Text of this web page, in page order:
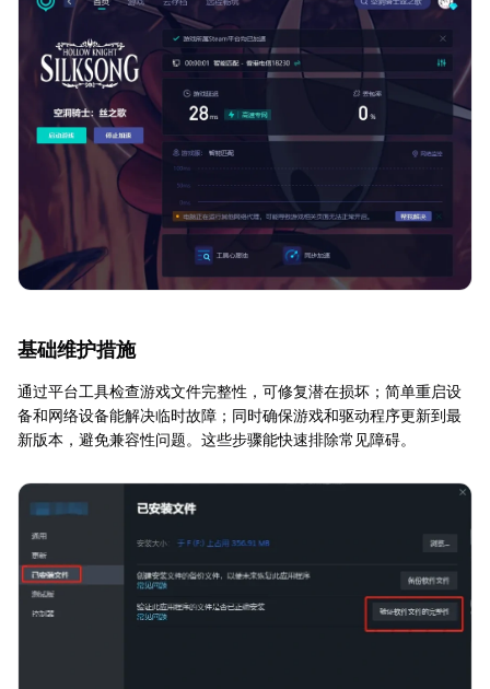
基础维护措施
通过平台工具检查游戏文件完整性，可修复潜在损坏；简单重启设
备和网络设备能解决临时故障；同时确保游戏和驱动程序更新到最
新版本，避免兼容性问题。这些步骤能快速排除常见障碍。